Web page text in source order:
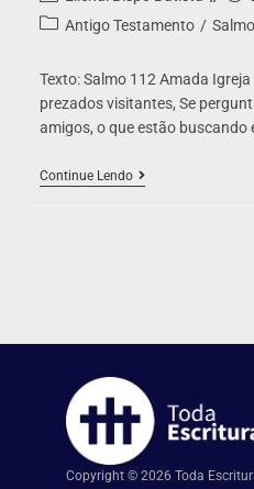
Antigo Testamento /
Texto: Salmo 112 Amada
prezados visitantes, Se
amigos, o que estão buscando
Continue Lendo
Copyright © 2026 Toda